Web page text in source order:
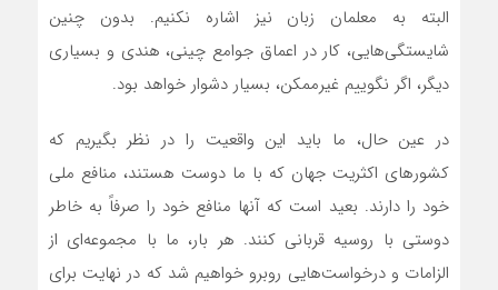
البته به معلمان زبان نیز اشاره نکنیم. بدون چنین
شایستگی‌هایی، کار در اعماق جوامع چینی، هندی و بسیاری
دیگر، اگر نگوییم غیرممکن، بسیار دشوار خواهد بود.
در عین حال، ما باید این واقعیت را در نظر بگیریم که
کشورهای اکثریت جهان که با ما دوست هستند، منافع ملی
خود را دارند. بعید است که آنها منافع خود را صرفاً به خاطر
دوستی با روسیه قربانی کنند. هر بار، ما با مجموعه‌ای از
الزامات و درخواست‌هایی روبرو خواهیم شد که در نهایت برای